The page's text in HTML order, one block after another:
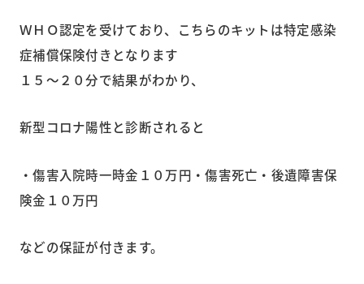
ＷＨＯ認定を受けており、こちらのキットは特定感染
症補償保険付きとなります
１５～２０分で結果がわかり、
新型コロナ陽性と診断されると
・傷害入院時一時金１０万円・傷害死亡・後遺障害保
険金１０万円
などの保証が付きます。